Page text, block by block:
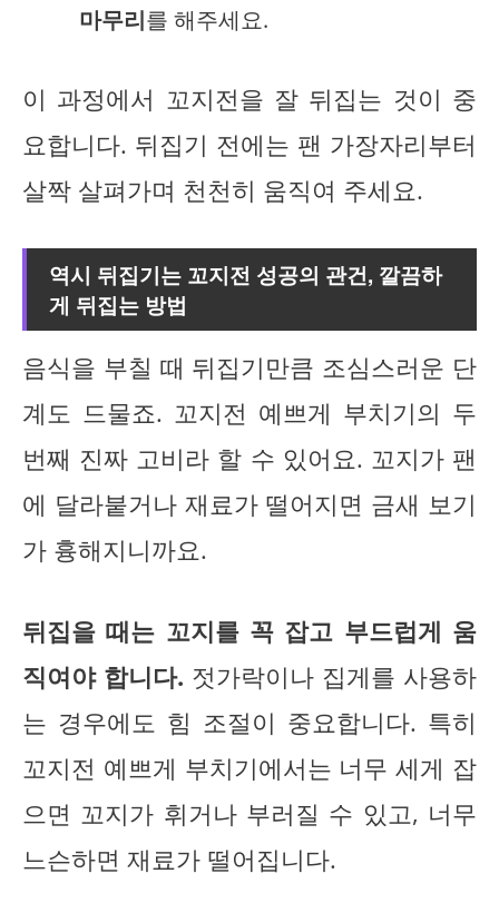
마무리를 해주세요.
이 과정에서 꼬지전을 잘 뒤집는 것이 중
요합니다. 뒤집기 전에는 팬 가장자리부터
살짝 살펴가며 천천히 움직여 주세요.
역시 뒤집기는 꼬지전 성공의 관건, 깔끔하
게 뒤집는 방법
음식을 부칠 때 뒤집기만큼 조심스러운 단
계도 드물죠. 꼬지전 예쁘게 부치기의 두
번째 진짜 고비라 할 수 있어요. 꼬지가 팬
에 달라붙거나 재료가 떨어지면 금새 보기
가 흉해지니까요.
뒤집을 때는 꼬지를 꼭 잡고 부드럽게 움
직여야 합니다. 젓가락이나 집게를 사용하
는 경우에도 힘 조절이 중요합니다. 특히
꼬지전 예쁘게 부치기에서는 너무 세게 잡
으면 꼬지가 휘거나 부러질 수 있고, 너무
느슨하면 재료가 떨어집니다.